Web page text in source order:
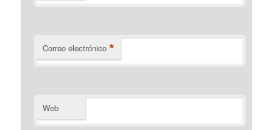
Correo electrónico *
Web